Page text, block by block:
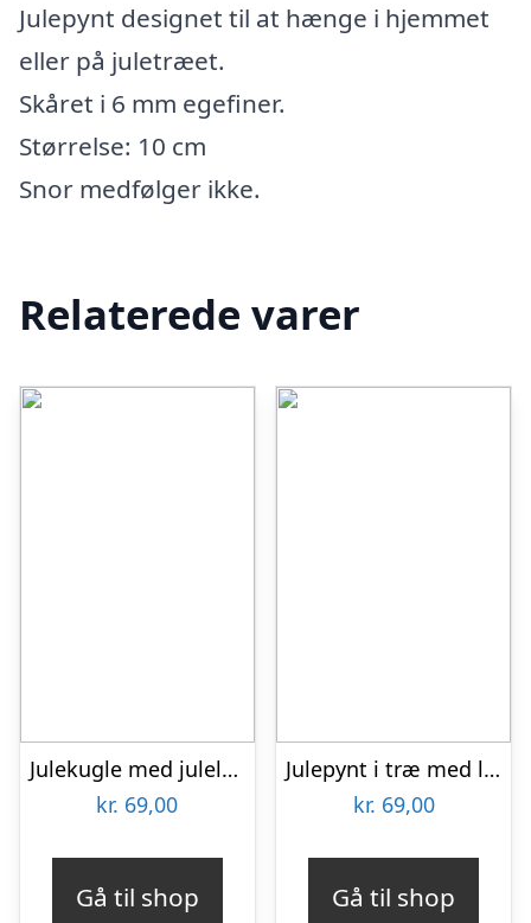
Julepynt designet til at hænge i hjemmet
eller på juletræet.
Skåret i 6 mm egefiner.
Størrelse: 10 cm
Snor medfølger ikke.
Relaterede varer
Julekugle med julelys og navn – akryl
kr. 69,00
Gå til shop
Julepynt i træ med lille skov
kr. 69,00
Gå til shop